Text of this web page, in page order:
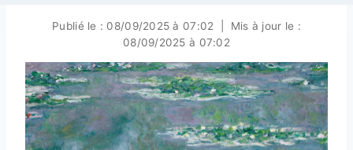
Publié le : 08/09/2025 à 07:02
Mis à jour le :
08/09/2025 à 07:02